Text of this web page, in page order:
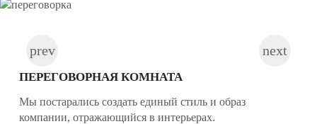
ПЕРЕГОВОРНАЯ КОМНАТА
Мы постарались создать единый стиль и образ
компании, отражающийся в интерьерах.